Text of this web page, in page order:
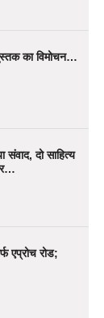
का विमोचन…
संवाद, दो साहित्य
एप्रोच रोड;